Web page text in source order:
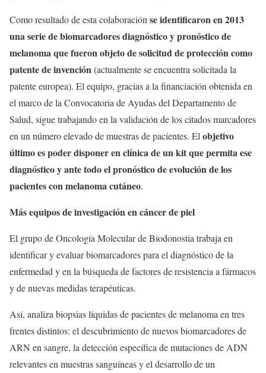
Como resultado de esta colaboración se identificaron en 2013
una serie de biomarcadores diagnóstico y pronóstico de
melanoma que fueron objeto de solicitud de protección como
patente de invención(actualmente se encuentra solicitada la
patente europea). El equipo, gracias a la financiación obtenida en
el marco de la Convocatoria de Ayudas del Departamento de
Salud, sigue trabajando en la validación de los citados marcadores
en un número elevado de muestras de pacientes. El objetivo
último es poder disponer en clínica de un kit que permita ese
diagnóstico y ante todo el pronóstico de evolución de los
pacientes con melanoma cutáneo.
Más equipos de investigación en cáncer de piel
El grupo de Oncología Molecular de Biodonostia trabaja en
identificar y evaluar biomarcadores para el diagnóstico de la
enfermedad y en la búsqueda de factores de resistencia a fármacos
y de nuevas medidas terapéuticas.
Así, analiza biopsias líquidas de pacientes de melanoma en tres
frentes distintos: el descubrimiento de nuevos biomarcadores de
ARN en sangre, la detección específica de mutaciones de ADN
relevantes en muestras sanguíneas y el desarrollo de un